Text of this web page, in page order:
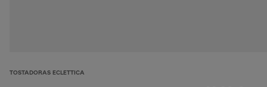
TOSTADORAS ECLETTICA